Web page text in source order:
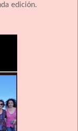
edición.